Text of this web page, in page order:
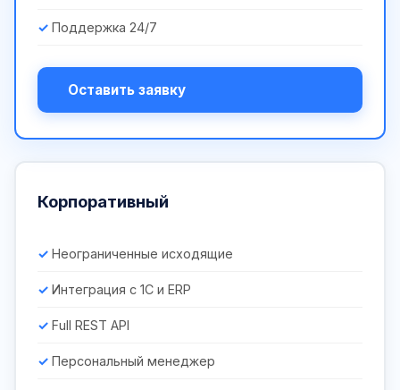
Поддержка 24/7
Оставить заявку
Корпоративный
Неограниченные исходящие
Интеграция с 1С и ERP
Full REST API
Персональный менеджер